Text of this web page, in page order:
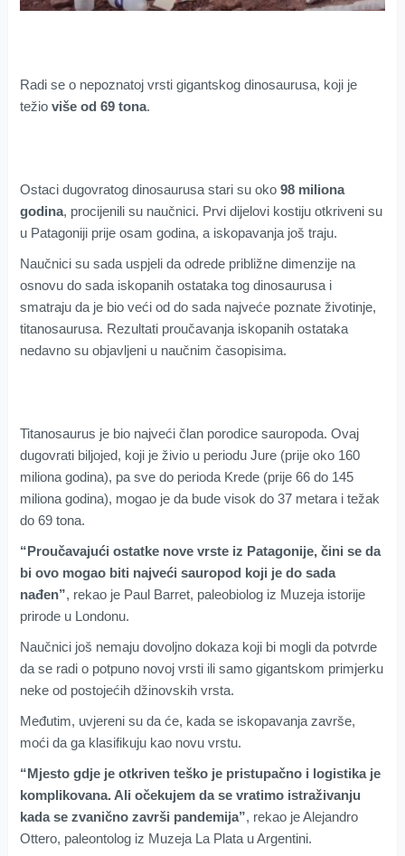
Radi se o nepoznatoj vrsti gigantskog dinosaurusa, koji je
težio više od 69 tona.
Ostaci dugovratog dinosaurusa stari su oko98 miliona
godina, procijenili su naučnici. Prvi dijelovi kostiju otkriveni su
u Patagoniji prije osam godina, a iskopavanja još traju.
Naučnici su sada uspjeli da odrede približne dimenzije na
osnovu do sada iskopanih ostataka tog dinosaurusa i
smatraju da je bio veći od do sada najveće poznate životinje,
titanosaurusa. Rezultati proučavanja iskopanih ostataka
nedavno su objavljeni u naučnim časopisima.
Titanosaurus je bio najveći član porodice sauropoda. Ovaj
dugovrati biljojed, koji je živio u periodu Jure (prije oko 160
miliona godina), pa sve do perioda Krede (prije 66 do 145
miliona godina), mogao je da bude visok do 37 metara i težak
do 69 tona.
“Proučavajući ostatke nove vrste iz Patagonije, čini se da
bi ovo mogao biti najveći sauropod koji je do sada
nađen”, rekao je Paul Barret, paleobiolog iz Muzeja istorije
prirode u Londonu.
Naučnici još nemaju dovoljno dokaza koji bi mogli da potvrde
da se radi o potpuno novoj vrsti ili samo gigantskom primjerku
neke od postojećih džinovskih vrsta.
Međutim, uvjereni su da će, kada se iskopavanja završe,
moći da ga klasifikuju kao novu vrstu.
“Mjesto gdje je otkriven teško je pristupačno i logistika je
komplikovana. Ali očekujem da se vratimo istraživanju
kada se zvanično završi pandemija”, rekao je Alejandro
Ottero, paleontolog iz Muzeja La Plata u Argentini.